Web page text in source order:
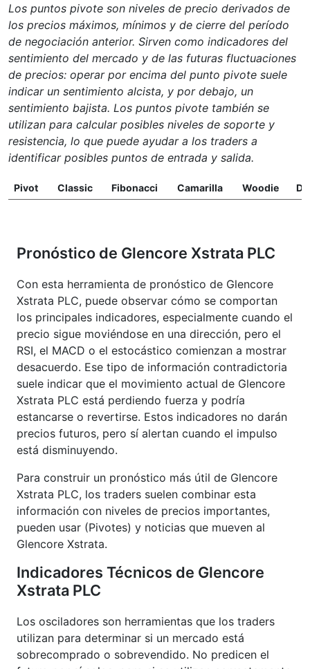
Los puntos pivote son niveles de precio derivados de
los precios máximos, mínimos y de cierre del período
de negociación anterior. Sirven como indicadores del
sentimiento del mercado y de las futuras fluctuaciones
de precios: operar por encima del punto pivote suele
indicar un sentimiento alcista, y por debajo, un
sentimiento bajista. Los puntos pivote también se
utilizan para calcular posibles niveles de soporte y
resistencia, lo que puede ayudar a los traders a
identificar posibles puntos de entrada y salida.
Pivot Classic Fibonacci Camarilla Woodie
Pronóstico de Glencore Xstrata PLC
Con esta herramienta de pronóstico de Glencore
Xstrata PLC, puede observar cómo se comportan
los principales indicadores, especialmente cuando el
precio sigue moviéndose en una dirección, pero el
RSI, el MACD o el estocástico comienzan a mostrar
desacuerdo. Ese tipo de información contradictoria
suele indicar que el movimiento actual de Glencore
Xstrata PLC está perdiendo fuerza y podría
estancarse o revertirse. Estos indicadores no darán
precios futuros, pero sí alertan cuando el impulso
está disminuyendo.
Para construir un pronóstico más útil de Glencore
Xstrata PLC, los traders suelen combinar esta
información con niveles de precios importantes,
pueden usar (Pivotes) y noticias que mueven al
Glencore Xstrata.
Indicadores Técnicos de Glencore
Xstrata PLC
Los osciladores son herramientas que los traders
utilizan para determinar si un mercado está
sobrecomprado o sobrevendido. No predicen el